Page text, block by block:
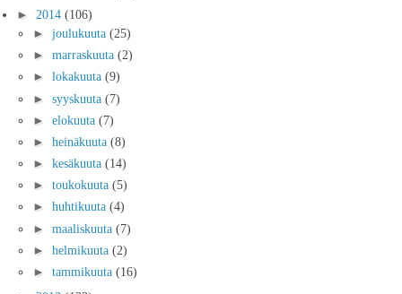
► 2014 (106)
► joulukuuta (25)
► marraskuuta (2)
► lokakuuta (9)
► syyskuuta (7)
► elokuuta (7)
► heinäkuuta (8)
► kesäkuuta (14)
► toukokuuta (5)
► huhtikuuta (4)
► maaliskuuta (7)
► helmikuuta (2)
► tammikuuta (16)